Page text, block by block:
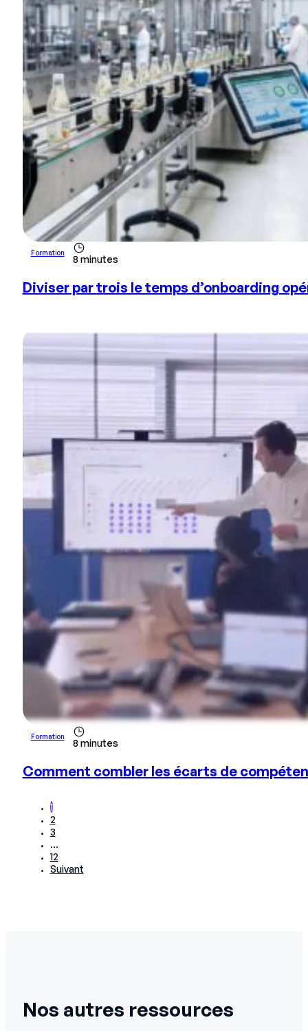
Formation
8 minutes
Diviser par trois le temps d’onboarding
Formation
8 minutes
Comment combler les écarts de
1
2
3
…
12
Suivant
Nos autres ressources